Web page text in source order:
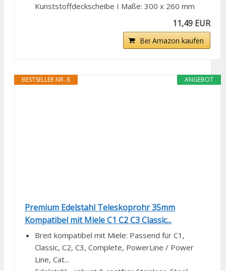
Kunststoffdeckscheibe I Maße: 300 x 260 mm
11,49 EUR
Bei Amazon kaufen
ANGEBOT
BESTSELLER NR. 8
Premium Edelstahl Teleskoprohr 35mm
Kompatibel mit Miele C1 C2 C3 Classic...
Breit kompatibel mit Miele: Passend für C1,
Classic, C2, C3, Complete, PowerLine / Power
Line, Cat...